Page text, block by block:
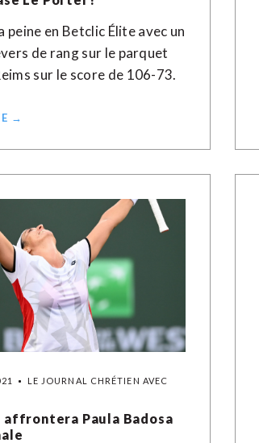
peine en Betclic Élite avec un
de rang sur le parquet
sur le score de 106-73.
→
LE JOURNAL CHRÉTIEN AVEC
affrontera Paula Badosa